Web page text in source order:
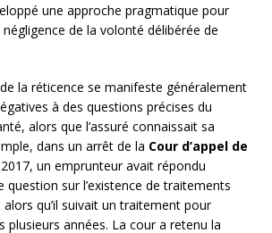
une approche pragmatique pour
de la volonté délibérée de
la réticence se manifeste généralement
à des questions précises du
alors que l’assuré connaissait sa
dans un arrêt de la Cour d’appel de
un emprunteur avait répondu
question sur l’existence de traitements
qu’il suivait un traitement pour
plusieurs années. La cour a retenu la